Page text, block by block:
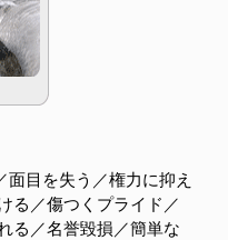
目を失う／権力に抑え
る／傷つくプライド／
る／名誉毀損／簡単な